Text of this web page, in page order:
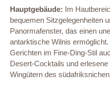
Hauptgebäude: Im
bequemen Sitzgelegenheiten
Panormafenster, das einen
antarktische Wilnis
Gerichten im Fine-Ding-Stil
Desert-Cocktails und
Wingütern des